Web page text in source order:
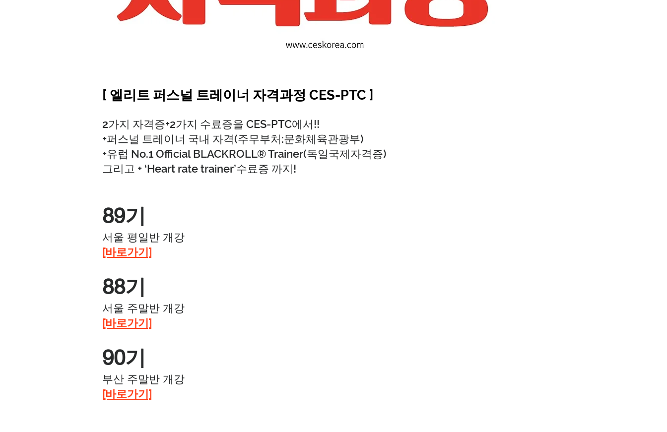
[ 엘리트 퍼스널 트레이너 자격과정 CES-PTC ]
2가지 자격증+2가지 수료증을 CES-PTC에서!!
+퍼스널 트레이너 국내 자격(주무부처:문화체육관광부)
+유럽 No.1 Official BLACKROLL® Trainer(독일국제자격증)
그리고 + ‘Heart rate trainer’수료증 까지!
89기
서울 평일반 개강
​[바로가기]
88기
서울 주말반 개강
​[바로가기]
90기
부산 주말반 개강
​[바로가기]